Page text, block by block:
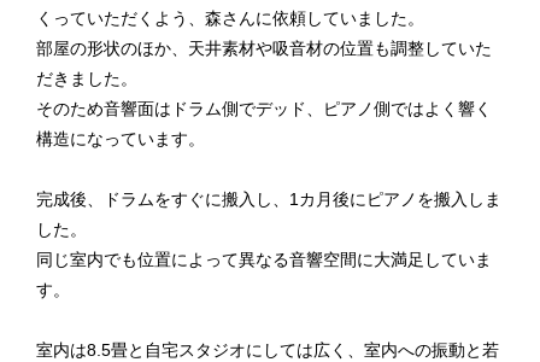
くっていただくよう、森さんに依頼していました。
部屋の形状のほか、天井素材や吸音材の位置も調整していた
だきました。
そのため音響面はドラム側でデッド、ピアノ側ではよく響く
構造になっています。
完成後、ドラムをすぐに搬入し、1カ月後にピアノを搬入しま
した。
同じ室内でも位置によって異なる音響空間に大満足していま
す。
室内は8.5畳と自宅スタジオにしては広く、室内への振動と若